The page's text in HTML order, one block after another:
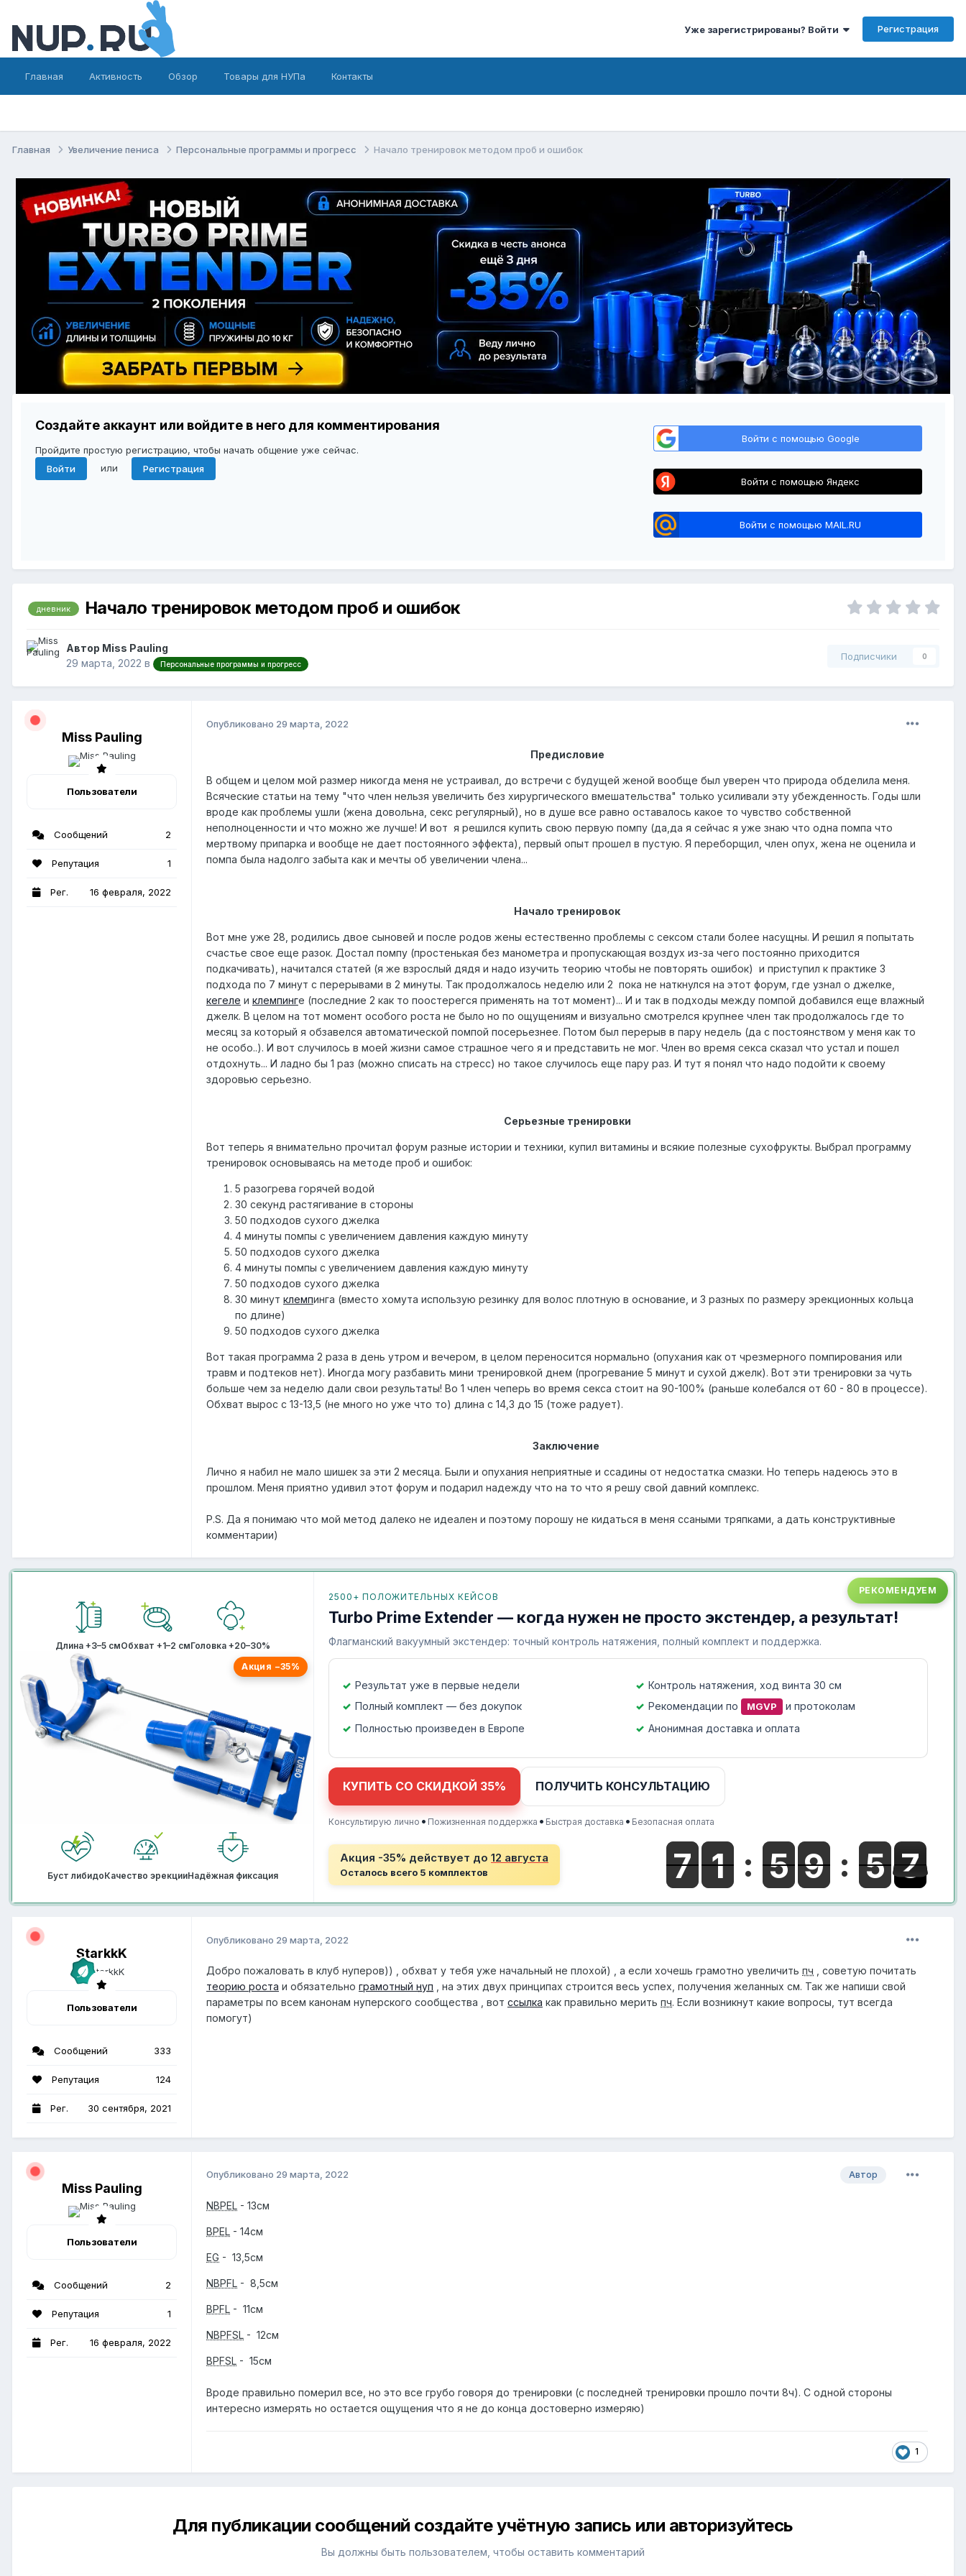
Уже зарегистрированы? Войти Регистрация
Главная Активность Обзор Товары для НУПа Контакты
Главная Увеличение пениса Персональные программы и прогресс Начало тренировок методом проб и ошибок
Создайте аккаунт или войдите в него для комментирования
Пройдите простую регистрацию, чтобы начать общение уже сейчас.
Войти
или Регистрация
Войти с помощью Google
Войти с помощью Яндекс
Войти с помощью MAIL.RU
дневник Начало тренировок методом проб и ошибок
Автор Miss Pauling
29 марта, 2022 в Персональные программы и прогресс
Подписчики 0
Miss Pauling
Пользователи
Сообщений 2
Репутация 1
Рег. 16 февраля, 2022
Опубликовано 29 марта, 2022
Предисловие
В общем и целом мой размер никогда меня не устраивал, до встречи с будущей женой вообще был уверен что природа обделила меня.
Всяческие статьи на тему "что член нельзя увеличить без хирургического вмешательства" только усиливали эту убежденность. Годы шли
вроде как проблемы ушли (жена довольна, секс регулярный), но в душе все равно оставалось какое то чувство собственной
неполноценности и что можно же лучше! И вот я решился купить свою первую помпу (да,да я сейчас я уже знаю что одна помпа что
мертвому припарка и вообще не дает постоянного эффекта), первый опыт прошел в пустую. Я переборщил, член опух, жена не оценила и
помпа была надолго забыта как и мечты об увеличении члена...
Начало тренировок
Вот мне уже 28, родились двое сыновей и после родов жены естественно проблемы с сексом стали более насущны. И решил я попытать
счастье свое еще разок. Достал помпу (простенькая без манометра и пропускающая воздух из-за чего постоянно приходится
подкачивать), начитался статей (я же взрослый дядя и надо изучить теорию чтобы не повторять ошибок) и приступил к практике 3
подхода по 7 минут с перерывами в 2 минуты. Так продолжалось неделю или 2 пока не наткнулся на этот форум, где узнал о джелке,
кегеле и клемпинге (последние 2 как то поостерегся применять на тот момент)... И и так в подходы между помпой добавился еще влажный
джелк. В целом на тот момент особого роста не было но по ощущениям и визуально смотрелся крупнее член так продолжалось где то
месяц за который я обзавелся автоматической помпой посерьезнее. Потом был перерыв в пару недель (да с постоянством у меня как то
не особо..). И вот случилось в моей жизни самое страшное чего я и представить не мог. Член во время секса сказал что устал и пошел
отдохнуть... И ладно бы 1 раз (можно списать на стресс) но такое случилось еще пару раз. И тут я понял что надо подойти к своему
здоровью серьезно.
Серьезные тренировки
Вот теперь я внимательно прочитал форум разные истории и техники, купил витамины и всякие полезные сухофрукты. Выбрал программу
тренировок основываясь на методе проб и ошибок:
5 разогрева горячей водой
30 секунд растягивание в стороны
50 подходов сухого джелка
4 минуты помпы с увеличением давления каждую минуту
50 подходов сухого джелка
4 минуты помпы с увеличением давления каждую минуту
50 подходов сухого джелка
30 минут клемпинга (вместо хомута использую резинку для волос плотную в основание, и 3 разных по размеру эрекционных кольца
по длине)
50 подходов сухого джелка
Вот такая программа 2 раза в день утром и вечером, в целом переносится нормально (опухания как от чрезмерного помпирования или
травм и подтеков нет). Иногда могу разбавить мини тренировкой днем (прогревание 5 минут и сухой джелк). Вот эти тренировки за чуть
больше чем за неделю дали свои результаты! Во 1 член чеперь во время секса стоит на 90-100% (раньше колебался от 60 - 80 в процессе).
Обхват вырос с 13-13,5 (не много но уже что то) длина с 14,3 до 15 (тоже радует).
Заключение
Лично я набил не мало шишек за эти 2 месяца. Были и опухания неприятные и ссадины от недостатка смазки. Но теперь надеюсь это в
прошлом. Меня приятно удивил этот форум и подарил надежду что на то что я решу свой давний комплекс.
P.S. Да я понимаю что мой метод далеко не идеален и поэтому порошу не кидаться в меня ссаными тряпками, а дать конструктивные
комментарии)
Длина +3–5 смОбхват +1–2 смГоловка +20–30%
Акция −35%
Буст либидоКачество эрекцииНадёжная фиксация
РЕКОМЕНДУЕМ
2500+ ПОЛОЖИТЕЛЬНЫХ КЕЙСОВ
Turbo Prime Extender — когда нужен не просто экстендер, а результат!
Флагманский вакуумный экстендер: точный контроль натяжения, полный комплект и поддержка.
Результат уже в первые недели
Контроль натяжения, ход винта 30 см
Полный комплект — без докупок
Рекомендации по MGVP
и протоколам
Полностью произведен в Европе
Анонимная доставка и оплата
КУПИТЬ СО СКИДКОЙ 35% ПОЛУЧИТЬ КОНСУЛЬТАЦИЮ
Консультирую лично • Пожизненная поддержка • Быстрая доставка • Безопасная оплата
Акция -35% действует до 12 августа
Осталось всего 5 комплектов
StarkkK
Пользователи
Сообщений 333
Репутация 124
Рег. 30 сентября, 2021
Опубликовано 29 марта, 2022
Добро пожаловать в клуб нуперов)) , обхват у тебя уже начальный не плохой) , а если хочешь грамотно увеличить пч , советую почитать
теорию роста и обязательно грамотный нуп , на этих двух принципах строится весь успех, получения желанных см. Так же напиши свой
параметры по всем канонам нуперского сообщества , вот ссылка как правильно мерить пч. Если возникнут какие вопросы, тут всегда
помогут)
Miss Pauling
Пользователи
Сообщений 2
Репутация 1
Рег. 16 февраля, 2022
Автор
Опубликовано 29 марта, 2022
NBPEL - 13см
BPEL - 14см
EG - 13,5см
NBPFL - 8,5см
BPFL - 11см
NBPFSL - 12см
BPFSL - 15см
Вроде правильно померил все, но это все грубо говоря до тренировки (с последней тренировки прошло почти 8ч). С одной стороны
интересно измерять но остается ощущения что я не до конца достоверно измеряю)
1
Для публикации сообщений создайте учётную запись или авторизуйтесь
Вы должны быть пользователем, чтобы оставить комментарий